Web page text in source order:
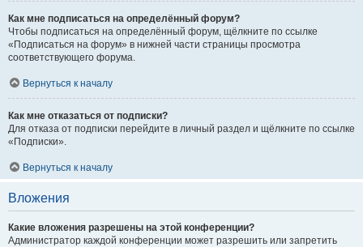
Как мне подписаться на определённый форум?
Чтобы подписаться на определённый форум, щёлкните по ссылке
«Подписаться на форум» в нижней части страницы просмотра
соответствующего форума.
Вернуться к началу
Как мне отказаться от подписки?
Для отказа от подписки перейдите в личный раздел и щёлкните по ссылке
«Подписки».
Вернуться к началу
Вложения
Какие вложения разрешены на этой конференции?
Администратор каждой конференции может разрешить или запретить